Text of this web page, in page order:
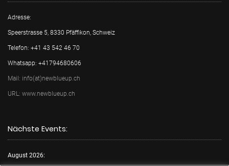
Adresse:
Speerstrasse 5, 8330 Pfäffikon, Schweiz
Telefon: +41 43 542 46 70
Whatsapp: +41794680606
Mail: info(at)newblueup.ch
URL: www.newblueup.ch
Nächste Events:
August 2026: